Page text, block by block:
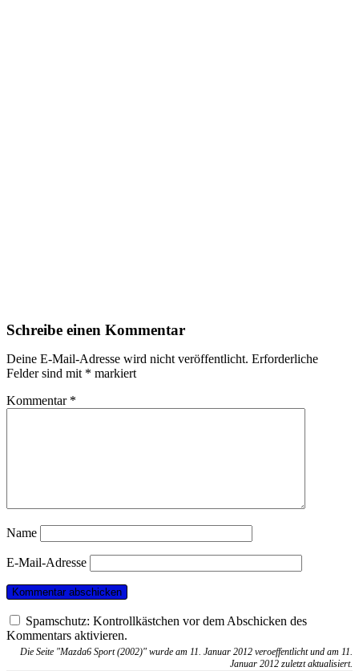
Schreibe einen Kommentar
Deine E-Mail-Adresse wird nicht veröffentlicht. Erforderliche
Felder sind mit * markiert
Kommentar *
Name
E-Mail-Adresse
Spamschutz: Kontrollkästchen vor dem Abschicken des
Kommentars aktivieren.
Die Seite "Mazda6 Sport (2002)" wurde am 11. Januar 2012 veroeffentlicht und am 11.
Januar 2012 zuletzt aktualisiert.